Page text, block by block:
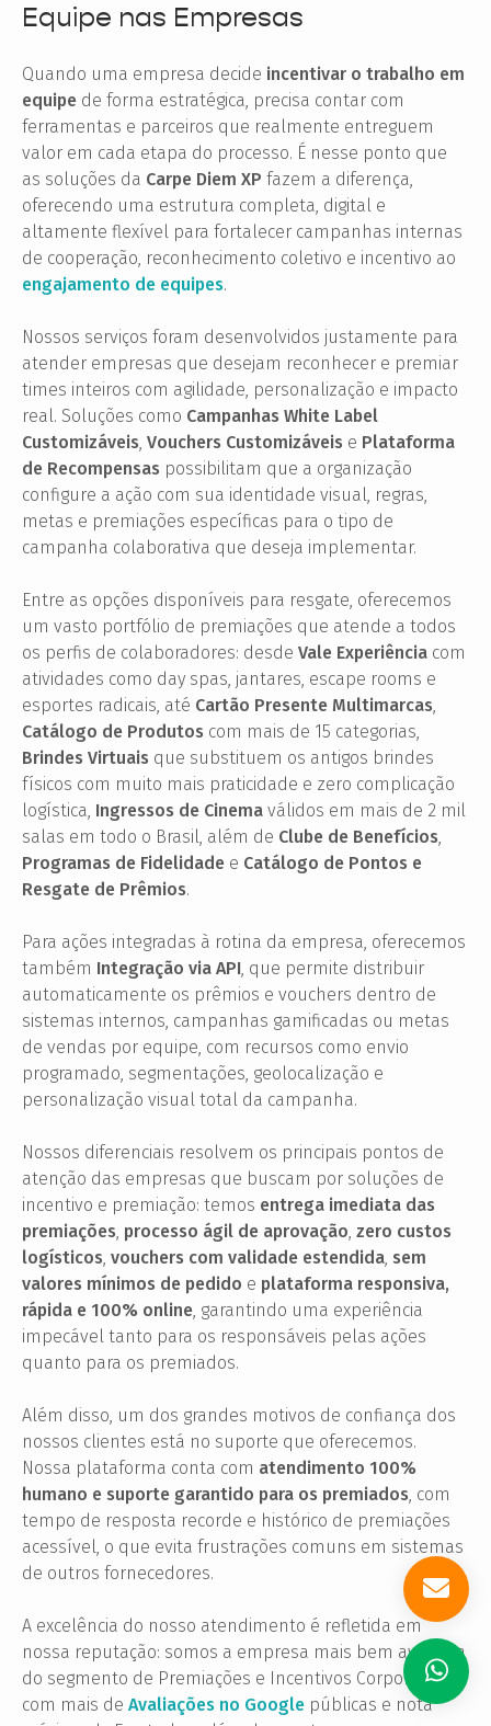
Equipe nas Empresas
Quando uma empresa decide incentivar o trabalho em
equipe de forma estratégica, precisa contar com
ferramentas e parceiros que realmente entreguem
valor em cada etapa do processo. É nesse ponto que
as soluções da Carpe Diem XP fazem a diferença,
oferecendo uma estrutura completa, digital e
altamente flexível para fortalecer campanhas internas
de cooperação, reconhecimento coletivo e incentivo ao
engajamento de equipes.
Nossos serviços foram desenvolvidos justamente para
atender empresas que desejam reconhecer e premiar
times inteiros com agilidade, personalização e impacto
real. Soluções como Campanhas White Label
Customizáveis, Vouchers Customizáveis e Plataforma
de Recompensas possibilitam que a organização
configure a ação com sua identidade visual, regras,
metas e premiações específicas para o tipo de
campanha colaborativa que deseja implementar.
Entre as opções disponíveis para resgate, oferecemos
um vasto portfólio de premiações que atende a todos
os perfis de colaboradores: desde Vale Experiência com
atividades como day spas, jantares, escape rooms e
esportes radicais, até Cartão Presente Multimarcas,
Catálogo de Produtos com mais de 15 categorias,
Brindes Virtuais que substituem os antigos brindes
físicos com muito mais praticidade e zero complicação
logística, Ingressos de Cinema válidos em mais de 2 mil
salas em todo o Brasil, além de Clube de Benefícios,
Programas de Fidelidade e Catálogo de Pontos e
Resgate de Prêmios.
Para ações integradas à rotina da empresa, oferecemos
também Integração via API, que permite distribuir
automaticamente os prêmios e vouchers dentro de
sistemas internos, campanhas gamificadas ou metas
de vendas por equipe, com recursos como envio
programado, segmentações, geolocalização e
personalização visual total da campanha.
Nossos diferenciais resolvem os principais pontos de
atenção das empresas que buscam por soluções de
incentivo e premiação: temos entrega imediata das
premiações, processo ágil de aprovação, zero custos
logísticos, vouchers com validade estendida, sem
valores mínimos de pedido e plataforma responsiva,
rápida e 100% online, garantindo uma experiência
impecável tanto para os responsáveis pelas ações
quanto para os premiados.
Além disso, um dos grandes motivos de confiança dos
nossos clientes está no suporte que oferecemos.
Nossa plataforma conta com atendimento 100%
humano e suporte garantido para os premiados, com
tempo de resposta recorde e histórico de premiações
acessível, o que evita frustrações comuns em sistemas
de outros fornecedores.
A excelência do nosso atendimento é refletida em
nossa reputação: somos a empresa mais bem avaliada
do segmento de Premiações e Incentivos Corporativos,
com mais de Avaliações no Google públicas e nota